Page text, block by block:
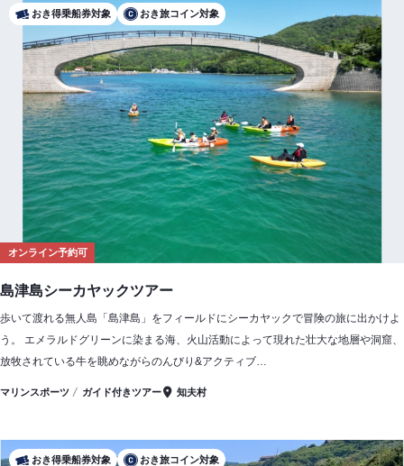
オンライン予約可
おき得乗船券対象 おき旅コイン対象
島津島シーカヤックツアー
歩いて渡れる無人島「島津島」をフィールドにシーカヤックで冒険の旅に出かけよ
う。 エメラルドグリーンに染まる海、火山活動によって現れた壮大な地層や洞窟、
放牧されている牛を眺めながらのんびり&アクティブ…
マリンスポーツ ガイド付きツアー 知夫村
おき得乗船券対象 おき旅コイン対象